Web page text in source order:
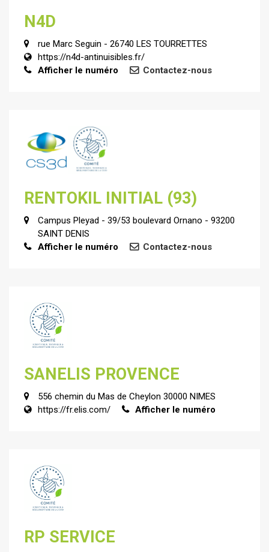
N4D
rue Marc Seguin - 26740 LES TOURRETTES
https://n4d-antinuisibles.fr/
Afficher le numéro
Contactez-nous
RENTOKIL INITIAL (93)
Campus Pleyad - 39/53 boulevard Ornano - 93200
SAINT DENIS
Afficher le numéro
Contactez-nous
SANELIS PROVENCE
556 chemin du Mas de Cheylon 30000 NIMES
https://fr.elis.com/
Afficher le numéro
RP SERVICE